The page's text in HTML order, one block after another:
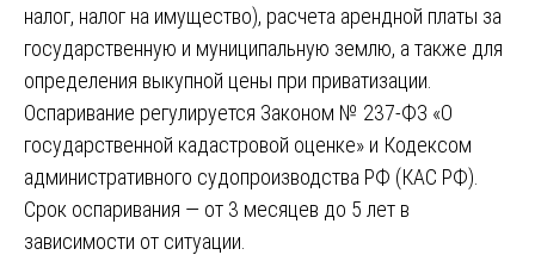
налог, налог на имущество), расчета арендной платы за
государственную и муниципальную землю, а также для
определения выкупной цены при приватизации.
Оспаривание регулируется Законом № 237-ФЗ «О
государственной кадастровой оценке» и Кодексом
административного судопроизводства РФ (КАС РФ).
Срок оспаривания — от 3 месяцев до 5 лет в
зависимости от ситуации.